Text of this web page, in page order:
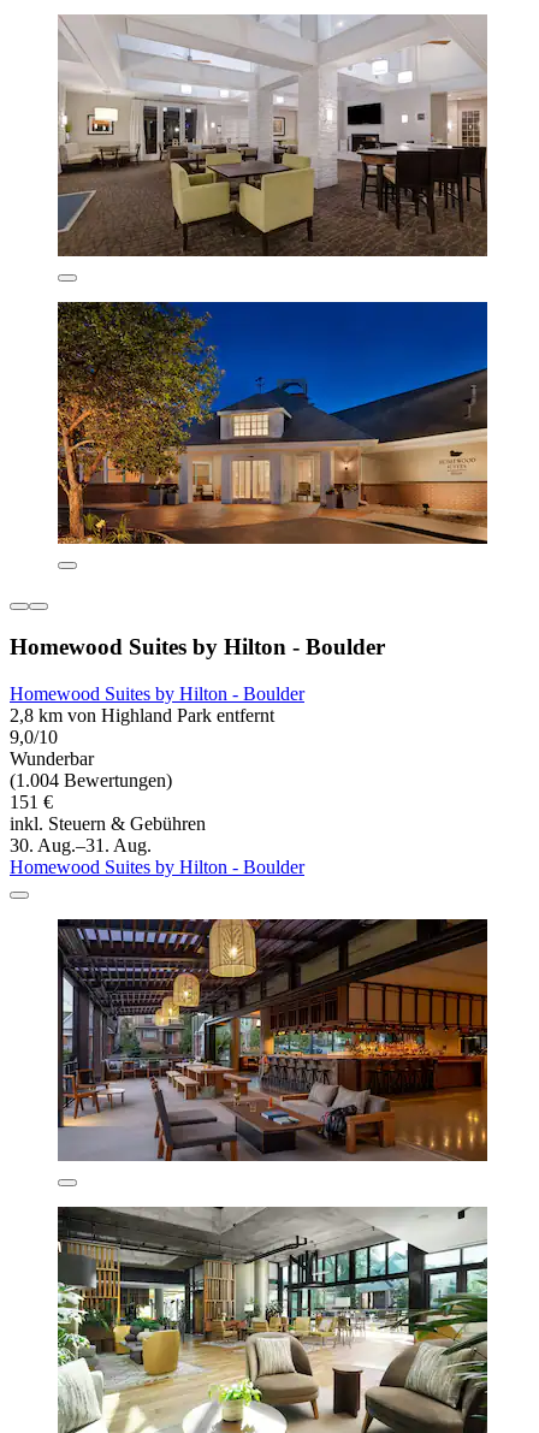
Homewood Suites by Hilton - Boulder
Homewood Suites by Hilton - Boulder
2,8 km von Highland Park entfernt
9,0/10
Wunderbar
(1.004 Bewertungen)
151 €
inkl. Steuern & Gebühren
30. Aug.–31. Aug.
Homewood Suites by Hilton - Boulder